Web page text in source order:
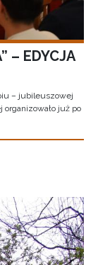
– EDYCJA
– jubileuszowej
już po